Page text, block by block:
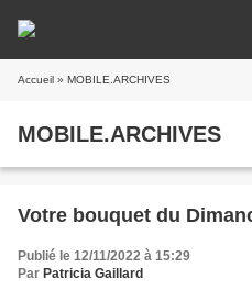
Accueil » MOBILE.ARCHIVES
MOBILE.ARCHIVES
Votre bouquet du
Publié le 12/11/2022 à 15:29
Par Patricia Gaillard